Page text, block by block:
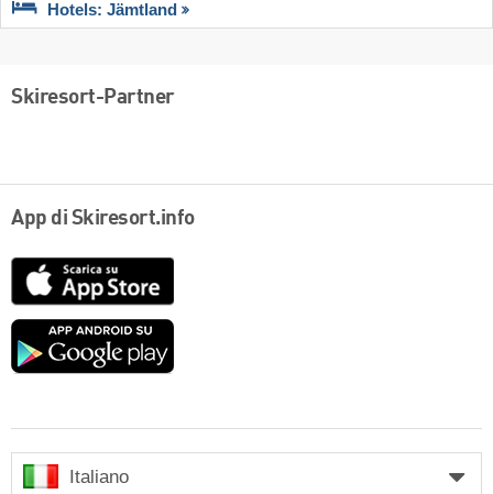
Hotels: Jämtland
Skiresort-Partner
App di Skiresort.info
Google
Italiano